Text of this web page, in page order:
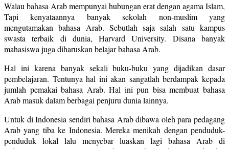
Walau bahasa Arab mempunyai hubungan erat dengan agama Islam,
Tapi kenyataannya banyak sekolah non-muslim yang
mengutamakan bahasa Arab. Sebutlah saja salah satu kampus
swasta terbaik di dunia, Harvard University. Disana banyak
mahasiswa juga diharuskan belajar bahasa Arab.
Hal ini karena banyak sekali buku-buku yang dijadikan dasar
pembelajaran. Tentunya hal ini akan sangatlah berdampak kepada
jumlah pemakai bahasa Arab. Hal ini pun bisa membuat bahasa
Arab masuk dalam berbagai penjuru dunia lainnya.
Untuk di Indonesia sendiri bahasa Arab dibawa oleh para pedagang
Arab yang tiba ke Indonesia. Mereka menikah dengan penduduk-
penduduk lokal lalu menyebar luaskan lagi bahasa Arab di